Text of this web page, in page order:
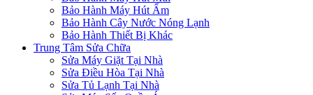
Bảo Hành Máy Hút Ẩm
Bảo Hành Cây Nước Nóng Lạnh
Bảo Hành Thiết Bị Khác
Trung Tâm Sửa Chữa
Sửa Máy Giặt Tại Nhà
Sửa Điều Hòa Tại Nhà
Sửa Tủ Lạnh Tại Nhà